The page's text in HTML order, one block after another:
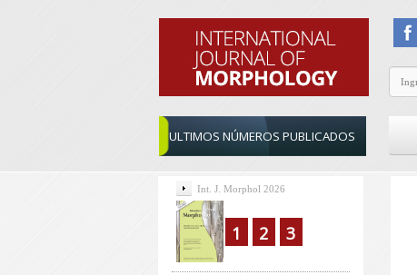
ULTIMOS NÚMEROS PUBLICADOS
Int. J. Morphol 2026
1 2 3